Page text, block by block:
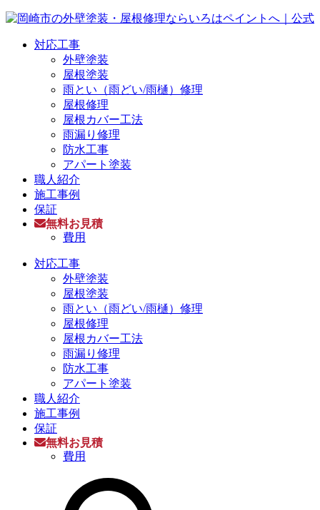
対応工事
外壁塗装
屋根塗装
雨とい（雨どい/雨樋）修理
屋根修理
屋根カバー工法
雨漏り修理
防水工事
アパート塗装
職人紹介
施工事例
保証
無料お見積
費用
対応工事
外壁塗装
屋根塗装
雨とい（雨どい/雨樋）修理
屋根修理
屋根カバー工法
雨漏り修理
防水工事
アパート塗装
職人紹介
施工事例
保証
無料お見積
費用